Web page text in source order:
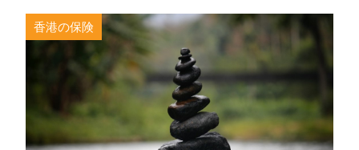
香港の保険